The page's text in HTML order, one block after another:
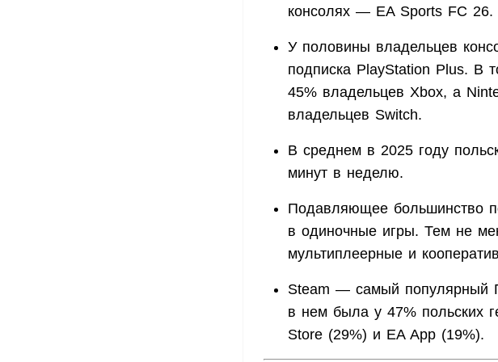
консолях — EA Sports FC 26.
У половины владельцев
подписка PlayStation Plus. В
45% владельцев Xbox, а
владельцев Switch.
В среднем в 2025 году
минут в неделю.
Подавляющее большинство
в одиночные игры. Тем не
мультиплеерные и
Steam — самый популярный
в нем была у 47% польских
Store (29%) и EA App (19%).